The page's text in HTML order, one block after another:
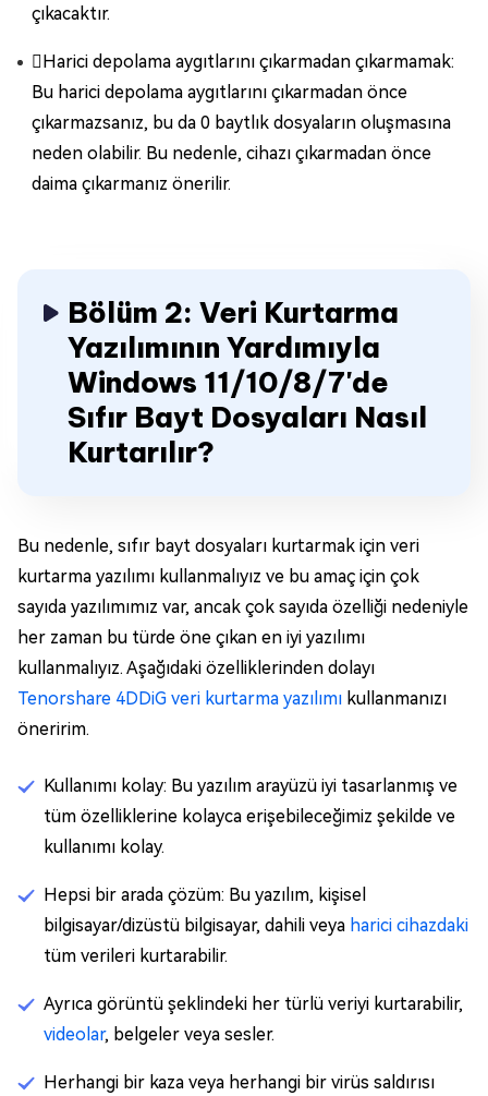
çıkacaktır.
Harici depolama aygıtlarını çıkarmadan çıkarmamak:
Bu harici depolama aygıtlarını çıkarmadan önce
çıkarmazsanız, bu da 0 baytlık dosyaların oluşmasına
neden olabilir. Bu nedenle, cihazı çıkarmadan önce
daima çıkarmanız önerilir.
Bölüm 2: Veri Kurtarma
Yazılımının Yardımıyla
Windows 11/10/8/7'de
Sıfır Bayt Dosyaları Nasıl
Kurtarılır?
Bu nedenle, sıfır bayt dosyaları kurtarmak için veri
kurtarma yazılımı kullanmalıyız ve bu amaç için çok
sayıda yazılımımız var, ancak çok sayıda özelliği nedeniyle
her zaman bu türde öne çıkan en iyi yazılımı
kullanmalıyız. Aşağıdaki özelliklerinden dolayı
Tenorshare 4DDiG veri kurtarma yazılımı kullanmanızı
öneririm.
Kullanımı kolay: Bu yazılım arayüzü iyi tasarlanmış ve
tüm özelliklerine kolayca erişebileceğimiz şekilde ve
kullanımı kolay.
Hepsi bir arada çözüm: Bu yazılım, kişisel
bilgisayar/dizüstü bilgisayar, dahili veya harici cihazdaki
tüm verileri kurtarabilir.
Ayrıca görüntü şeklindeki her türlü veriyi kurtarabilir,
videolar, belgeler veya sesler.
Herhangi bir kaza veya herhangi bir virüs saldırısı